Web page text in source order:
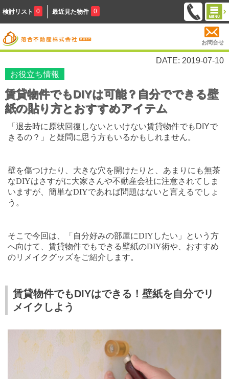
検討リスト 0 最近見た物件 0
お問合せ
DATE: 2019-07-10
お役立ち情報
賃貸物件でもDIYは可能？自分でできる壁
紙の貼り方とおすすめアイテム
「退去時に原状回復しないといけない賃貸物件でも DIYで
きるの？」と疑問に思う方もいるかもしれません。
壁を傷つけたり、大きな穴を開けたりと、あまりにも無茶
なDIYはさすがに大家さんや不動産会社に注意されてしま
いますが、簡単なDIYであれば問題はないと言えるでしょ
う。
そこで今回は、「自分好みの部屋にDIY したい」という方
へ向けて、賃貸物件でもできる壁紙のDIY術や、おすすめ
のリメイクグッズをご紹介します。
賃貸物件でもDIYはできる！壁紙を自分でリ
メイクしよう